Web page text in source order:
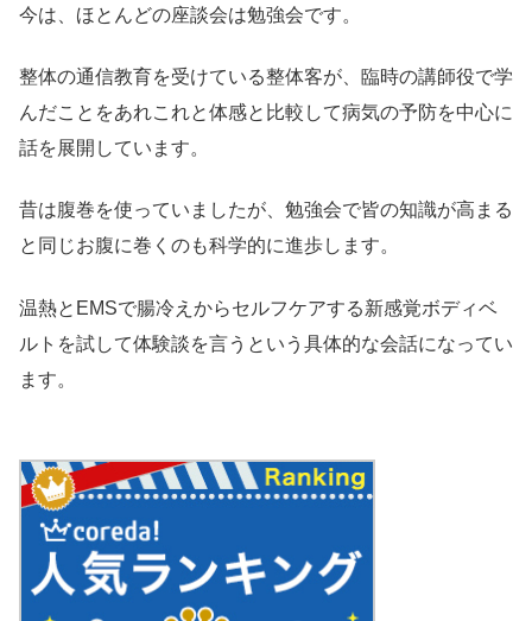
今は、ほとんどの座談会は勉強会です。
整体の通信教育を受けている整体客が、臨時の講師役で学
んだことをあれこれと体感と比較して病気の予防を中心に
話を展開しています。
昔は腹巻を使っていましたが、勉強会で皆の知識が高まる
と同じお腹に巻くのも科学的に進歩します。
温熱とEMSで腸冷えからセルフケアする新感覚ボディベ
ルトを試して体験談を言うという具体的な会話になってい
ます。